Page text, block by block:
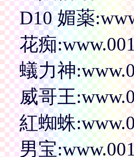
D10 媚薬
花痴
蟻力神
威哥王
紅蜘蛛
男宝